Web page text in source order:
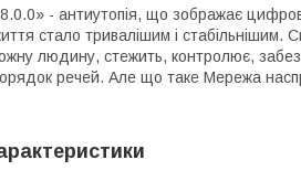
- антиутопія, що зображає
стало тривалішим і стабільнішим.
людину, стежить, контролює,
речей. Але що таке Мережа